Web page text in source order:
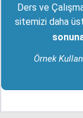
Ders ve
sitemizi daha
Örnek